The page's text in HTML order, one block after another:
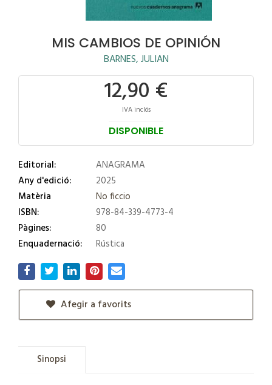
MIS CAMBIOS DE OPINIÓN
BARNES, JULIAN
12,90 €
IVA inclós
DISPONIBLE
Editorial:
ANAGRAMA
Any d'edició:
2025
Matèria
No ficcio
ISBN:
978-84-339-4773-4
Pàgines:
80
Enquadernació:
Rústica
Afegir a favorits
Sinopsi